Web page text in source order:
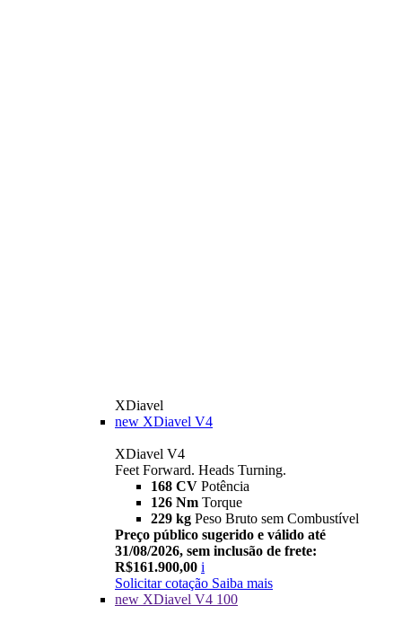
XDiavel
new XDiavel V4
XDiavel V4
Feet Forward. Heads Turning.
168 CV Potência
126 Nm Torque
229 kg Peso Bruto sem Combustível
Preço público sugerido e válido até
31/08/2026, sem inclusão de frete:
R$161.900,00 i
Solicitar cotação Saiba mais
new XDiavel V4 100